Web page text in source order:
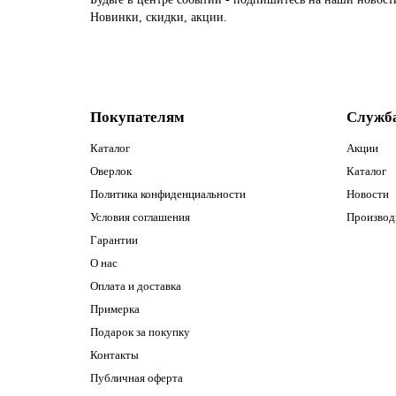
Новинки, скидки, акции.
Покупателям
Каталог
Оверлок
Политика конфиденциальности
Условия соглашения
Гарантии
О нас
Оплата и доставка
Примерка
Подарок за покупку
Контакты
Публичная оферта
Акции
Каталог
Новости